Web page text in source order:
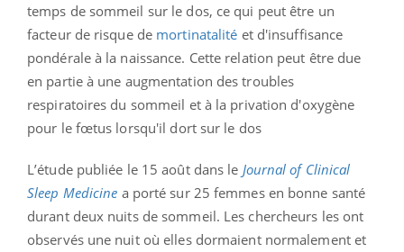
temps de sommeil sur le dos, ce qui peut être un
facteur de risque de mortinatalité et d'insuffisance
pondérale à la naissance. Cette relation peut être due
en partie à une augmentation des troubles
respiratoires du sommeil et à la privation d'oxygène
pour le fœtus lorsqu'il dort sur le dos
L’étude publiée le 15 août dans le Journal of Clinical
Sleep Medicine a porté sur 25 femmes en bonne santé
durant deux nuits de sommeil. Les chercheurs les ont
observés une nuit où elles dormaient normalement et